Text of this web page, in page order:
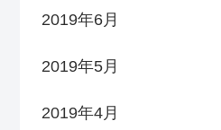
2019年6月
2019年5月
2019年4月